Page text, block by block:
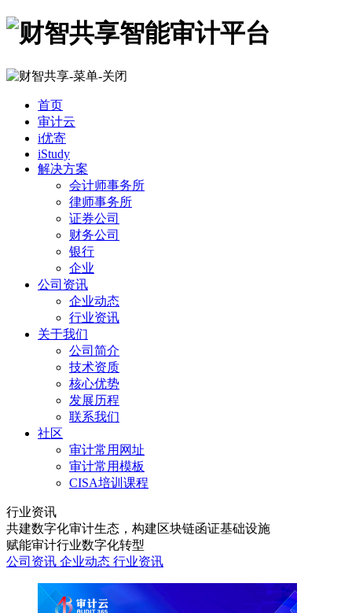
首页
审计云
i优寄
iStudy
解决方案
会计师事务所
律师事务所
证券公司
财务公司
银行
企业
公司资讯
企业动态
行业资讯
关于我们
公司简介
技术资质
核心优势
发展历程
联系我们
社区
审计常用网址
审计常用模板
CISA培训课程
行业资讯
共建数字化审计生态，构建区块链函证基础设施
赋能审计行业数字化转型
公司资讯 企业动态 行业资讯